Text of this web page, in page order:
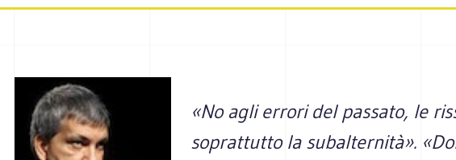
«No agli errori del passato, le
soprattutto la subalternità».